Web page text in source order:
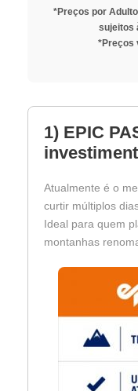
*Preços por
sujeitos
*Preços
1) EPIC
Atualmente é o
curtir múltiplos
Ideal para quem
montanhas